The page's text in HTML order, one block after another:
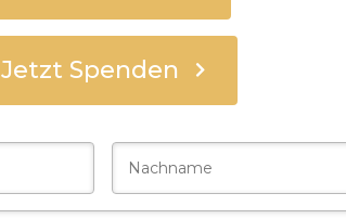
Jetzt Spenden
Spender